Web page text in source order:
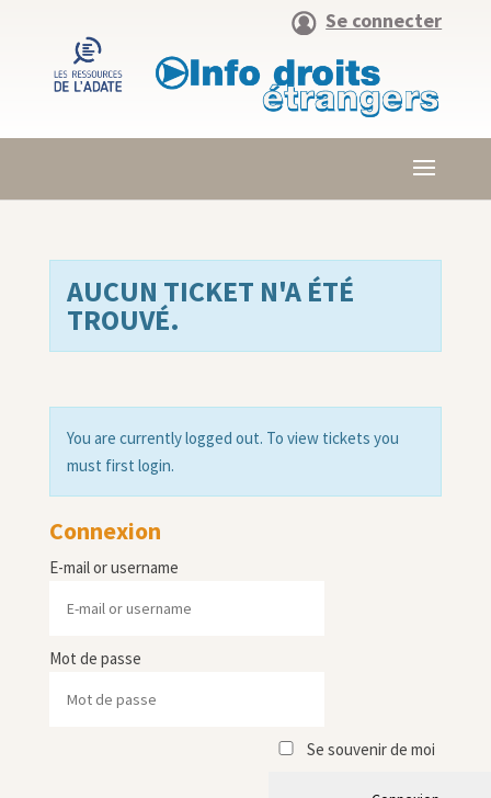
Se connecter
AUCUN TICKET N'A ÉTÉ
TROUVÉ.
You are currently logged out. To view tickets you
must first login.
Connexion
E-mail or username
Mot de passe
Se souvenir de moi